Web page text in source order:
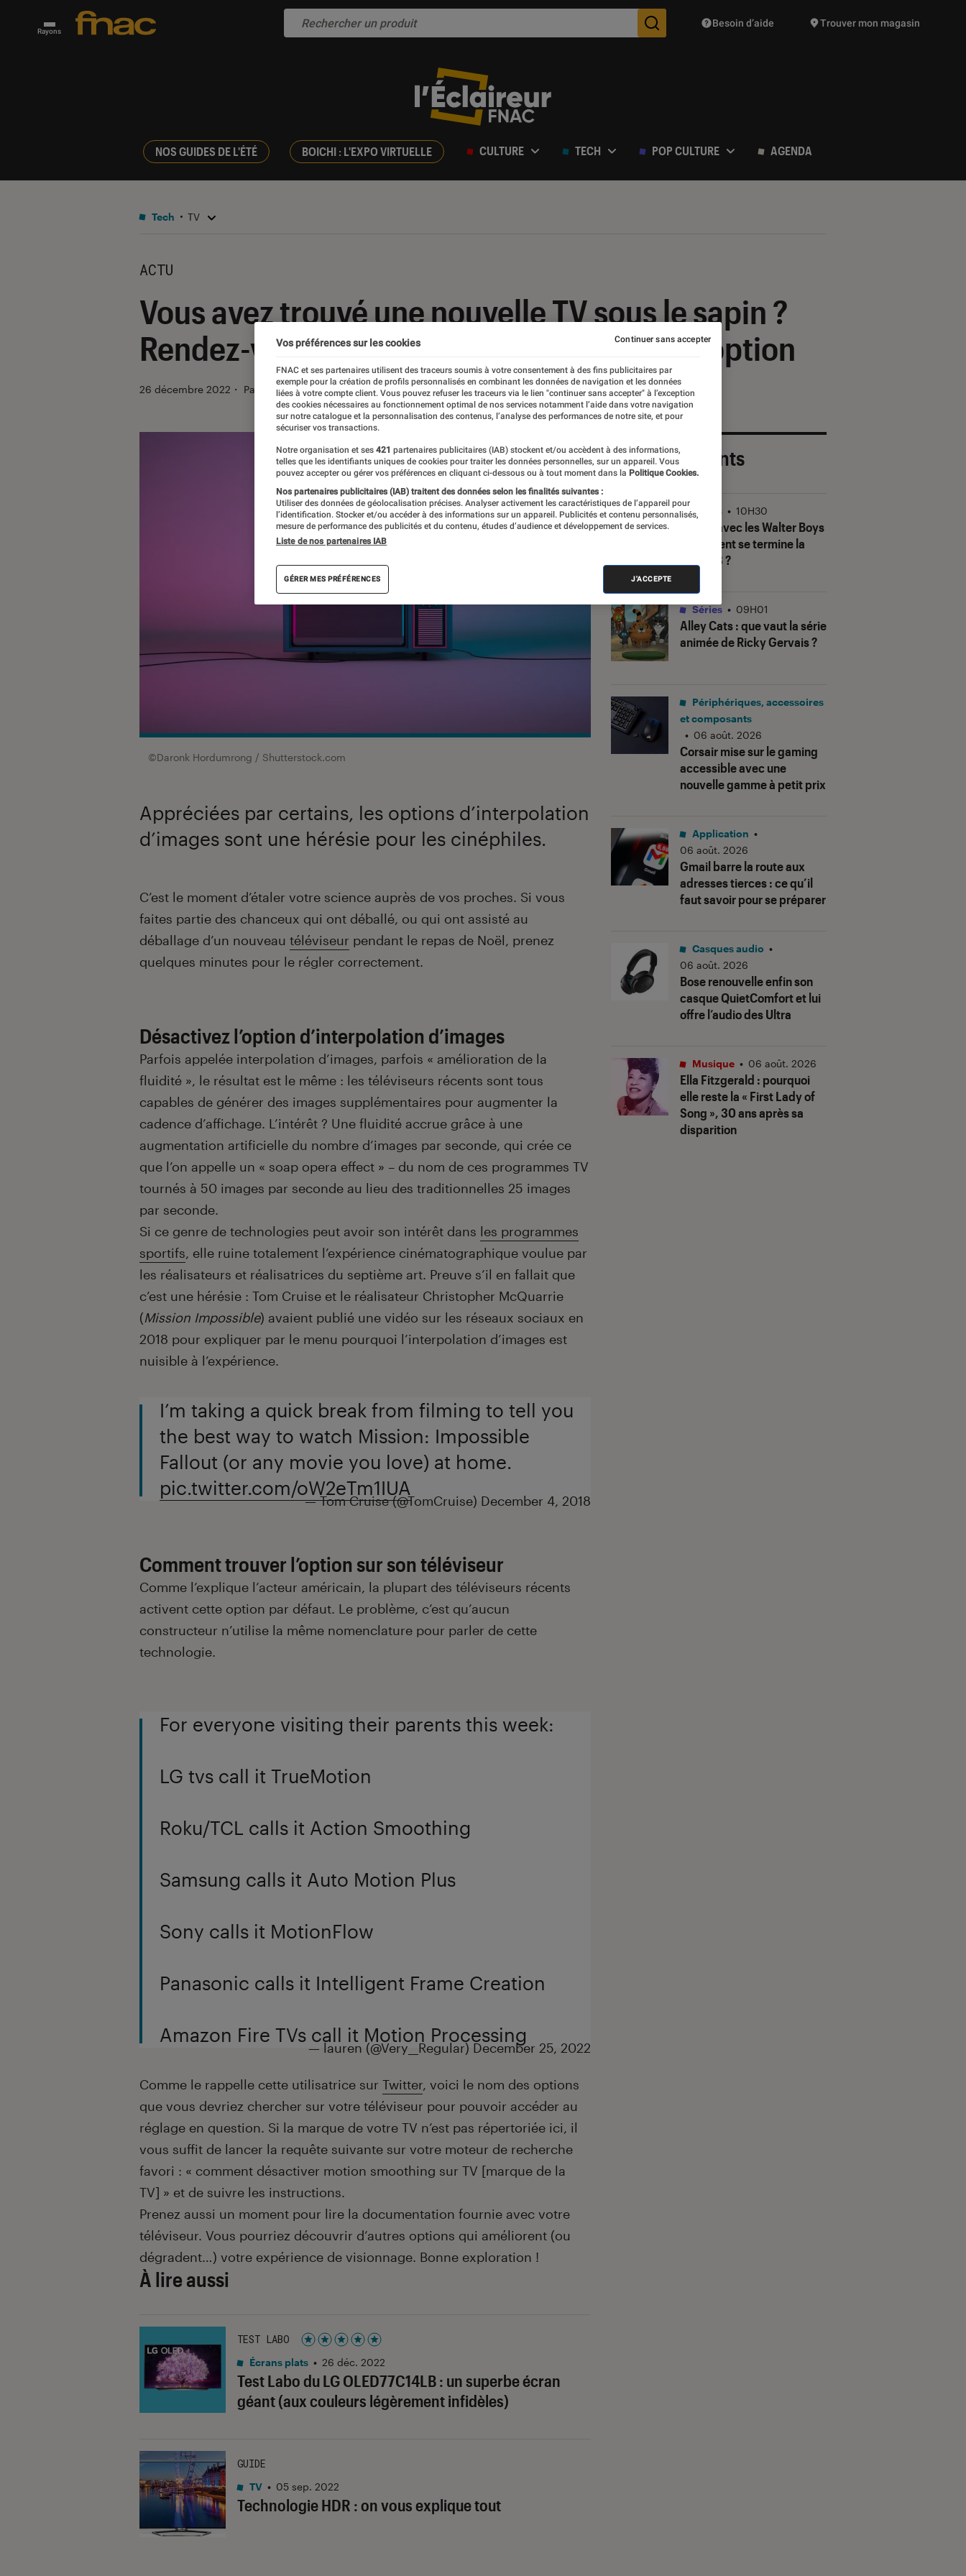
Rayons Des suggestions de produits vont vous être proposées
Besoin d’aide Trouver mon magasin
NOS GUIDES DE L'ÉTÉ BOICHI : L'EXPO VIRTUELLE CULTURE TECH POP CULTURE AGENDA
Tech TV
ACTU
Vous avez trouvé une nouvelle TV sous le sapin ?
Rendez-vous service en désactivant cette option
26 décembre 2022 ・ Par Pierre Crochart
©Daronk Hordumrong / Shutterstock.com
Appréciées par certains, les options d’interpolation
d’images sont une hérésie pour les cinéphiles.
Introduction
C’est le moment d’étaler votre science auprès de vos proches. Si vous
faites partie des chanceux qui ont déballé, ou qui ont assisté au
déballage d’un nouveau téléviseur pendant le repas de Noël, prenez
quelques minutes pour le régler correctement.
Désactivez l’option d’interpolation d’images
Parfois appelée interpolation d’images, parfois « amélioration de la
fluidité », le résultat est le même : les téléviseurs récents sont tous
capables de générer des images supplémentaires pour augmenter la
cadence d’affichage. L’intérêt ? Une fluidité accrue grâce à une
augmentation artificielle du nombre d’images par seconde, qui crée ce
que l’on appelle un « soap opera effect » – du nom de ces programmes TV
tournés à 50 images par seconde au lieu des traditionnelles 25 images
par seconde.
Si ce genre de technologies peut avoir son intérêt dans les programmes
sportifs, elle ruine totalement l’expérience cinématographique voulue par
les réalisateurs et réalisatrices du septième art. Preuve s’il en fallait que
c’est une hérésie : Tom Cruise et le réalisateur Christopher McQuarrie
(Mission Impossible) avaient publié une vidéo sur les réseaux sociaux en
2018 pour expliquer par le menu pourquoi l’interpolation d’images est
nuisible à l’expérience.
I’m taking a quick break from filming to tell you
the best way to watch Mission: Impossible
Fallout (or any movie you love) at home.
pic.twitter.com/oW2eTm1IUA
— Tom Cruise (@TomCruise) December 4, 2018
Comment trouver l’option sur son téléviseur
Comme l’explique l’acteur américain, la plupart des téléviseurs récents
activent cette option par défaut. Le problème, c’est qu’aucun
constructeur n’utilise la même nomenclature pour parler de cette
technologie.
For everyone visiting their parents this week:
LG tvs call it TrueMotion
Roku/TCL calls it Action Smoothing
Samsung calls it Auto Motion Plus
Sony calls it MotionFlow
Panasonic calls it Intelligent Frame Creation
Amazon Fire TVs call it Motion Processing
— lauren (@Very__Regular) December 25, 2022
Comme le rappelle cette utilisatrice sur Twitter, voici le nom des options
que vous devriez chercher sur votre téléviseur pour pouvoir accéder au
réglage en question. Si la marque de votre TV n’est pas répertoriée ici, il
vous suffit de lancer la requête suivante sur votre moteur de recherche
favori : « comment désactiver motion smoothing sur TV [marque de la
TV] » et de suivre les instructions.
Prenez aussi un moment pour lire la documentation fournie avec votre
téléviseur. Vous pourriez découvrir d’autres options qui améliorent (ou
dégradent…) votre expérience de visionnage. Bonne exploration !
À lire aussi
Test Labo du LG OLED77C14LB : un superbe écran
géant (aux couleurs légèrement infidèles)
TEST LABO
Noté 5 étoiles sur 5
Écrans plats • 26 déc. 2022
Technologie HDR : on vous explique tout
GUIDE
TV • 05 sep. 2022
Les plus récents
Ma vie avec les Walter Boys
: comment se termine la
saison 3 ?
Séries • 10H30
Alley Cats: que vaut la série
animée de Ricky Gervais ?
Séries • 09H01
Corsair mise sur le gaming
accessible avec une
nouvelle gamme à petit prix
Périphériques, accessoires
et composants
• 06 août. 2026
Gmail barre la route aux
adresses tierces : ce qu’il
faut savoir pour se préparer
Application •
06 août. 2026
Bose renouvelle enfin son
casque QuietComfort et lui
offre l’audio des Ultra
Casques audio •
06 août. 2026
Ella Fitzgerald : pourquoi
elle reste la « First Lady of
Song », 30 ans après sa
disparition
Musique • 06 août. 2026
Vos préférences sur les cookies
FNAC et ses partenaires utilisent des traceurs soumis à votre consentement à des fins publicitaires par
exemple pour la création de profils personnalisés en combinant les données de navigation et les données
liées à votre compte client. Vous pouvez refuser les traceurs via le lien "continuer sans accepter" à l’exception
des cookies nécessaires au fonctionnement optimal de nos services notamment l’aide dans votre navigation
sur notre catalogue et la personnalisation des contenus, l’analyse des performances de notre site, et pour
sécuriser vos transactions.
Notre organisation et ses 421 partenaires publicitaires (IAB) stockent et/ou accèdent à des informations,
telles que les identifiants uniques de cookies pour traiter les données personnelles, sur un appareil. Vous
pouvez accepter ou gérer vos préférences en cliquant ci-dessous ou à tout moment dans la Politique Cookies.
Nos partenaires publicitaires (IAB) traitent des données selon les finalités suivantes :
Utiliser des données de géolocalisation précises. Analyser activement les caractéristiques de l’appareil pour
l’identification. Stocker et/ou accéder à des informations sur un appareil. Publicités et contenu personnalisés,
mesure de performance des publicités et du contenu, études d’audience et développement de services.
Liste de nos partenaires IAB
GÉRER MES PRÉFÉRENCES J'ACCEPTE
Continuer sans accepter